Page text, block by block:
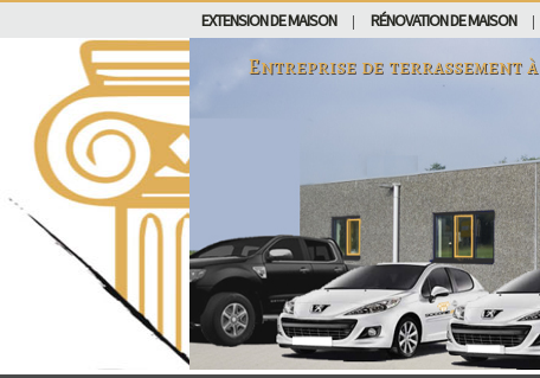
EXTENSION DE MAISON RÉNOVATION DE MAISON
Entreprise de terrassement à